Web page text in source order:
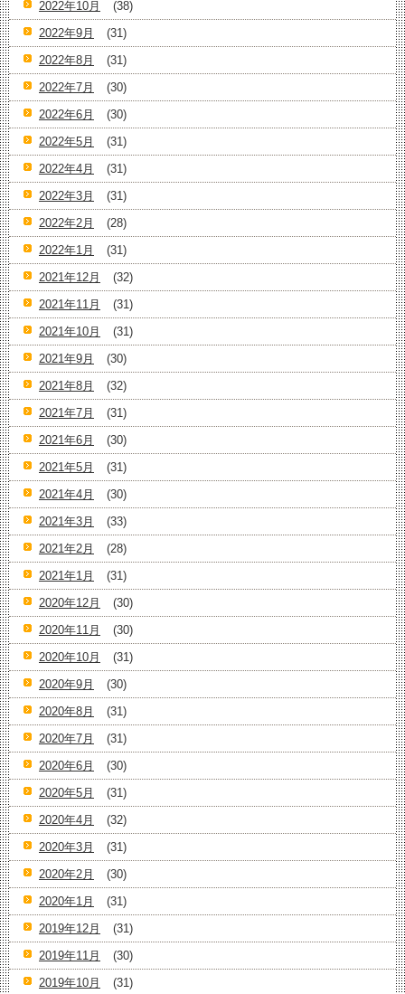
2022年10月
(38)
2022年9月
(31)
2022年8月
(31)
2022年7月
(30)
2022年6月
(30)
2022年5月
(31)
2022年4月
(31)
2022年3月
(31)
2022年2月
(28)
2022年1月
(31)
2021年12月
(32)
2021年11月
(31)
2021年10月
(31)
2021年9月
(30)
2021年8月
(32)
2021年7月
(31)
2021年6月
(30)
2021年5月
(31)
2021年4月
(30)
2021年3月
(33)
2021年2月
(28)
2021年1月
(31)
2020年12月
(30)
2020年11月
(30)
2020年10月
(31)
2020年9月
(30)
2020年8月
(31)
2020年7月
(31)
2020年6月
(30)
2020年5月
(31)
2020年4月
(32)
2020年3月
(31)
2020年2月
(30)
2020年1月
(31)
2019年12月
(31)
2019年11月
(30)
2019年10月
(31)